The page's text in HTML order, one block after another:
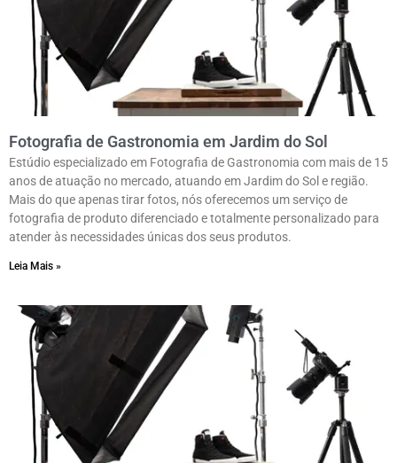
Fotografia de Gastronomia em Jardim do Sol
Estúdio especializado em Fotografia de Gastronomia com mais de 15
anos de atuação no mercado, atuando em Jardim do Sol e região.
Mais do que apenas tirar fotos, nós oferecemos um serviço de
fotografia de produto diferenciado e totalmente personalizado para
atender às necessidades únicas dos seus produtos.
Leia Mais »